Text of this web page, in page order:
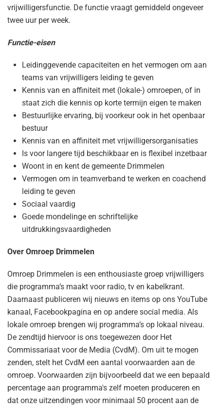
vrijwilligersfunctie. De functie vraagt gemiddeld ongeveer
twee uur per week.
Functie-eisen
Leidinggevende capaciteiten en het vermogen om aan
teams van vrijwilligers leiding te geven
Kennis van en affiniteit met (lokale-) omroepen, of in
staat zich die kennis op korte termijn eigen te maken
Bestuurlijke ervaring, bij voorkeur ook in het openbaar
bestuur
Kennis van en affiniteit met vrijwilligersorganisaties
Is voor langere tijd beschikbaar en is flexibel inzetbaar
Woont in en kent de gemeente Drimmelen
Vermogen om in teamverband te werken en coachend
leiding te geven
Sociaal vaardig
Goede mondelinge en schriftelijke
uitdrukkingsvaardigheden
Over Omroep Drimmelen
Omroep Drimmelen is een enthousiaste groep vrijwilligers
die programma’s maakt voor radio, tv en kabelkrant.
Daarnaast publiceren wij nieuws en items op ons YouTube
kanaal, Facebookpagina en op andere social media. Als
lokale omroep brengen wij programma’s op lokaal niveau.
De zendtijd hiervoor is ons toegewezen door Het
Commissariaat voor de Media (CvdM). Om uit te mogen
zenden, stelt het CvdM een aantal voorwaarden aan de
omroep. Voorwaarden zijn bijvoorbeeld dat we een bepaald
percentage aan programma's zelf moeten produceren en
dat onze uitzendingen voor minimaal 50 procent aan de